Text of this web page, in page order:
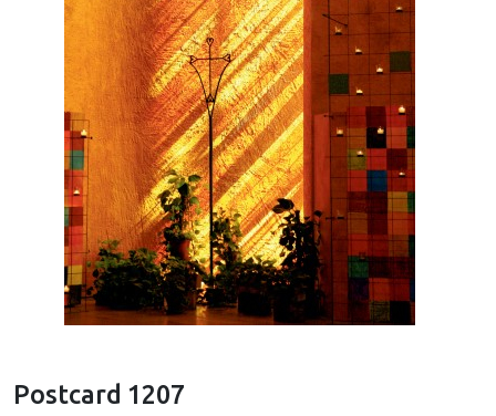
Postcard 1207